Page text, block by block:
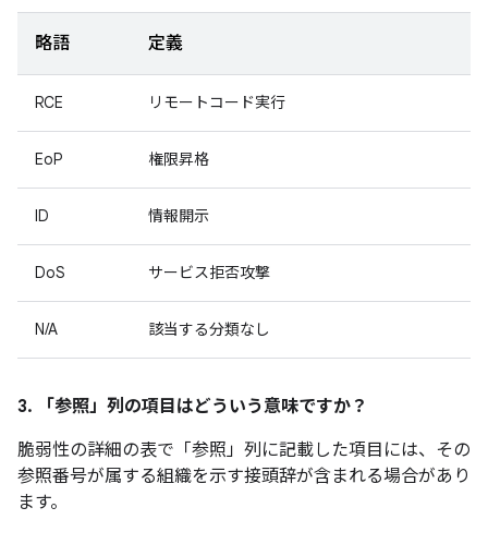
略語 定義
RCE リモートコード実行
EoP 権限昇格
ID 情報開示
DoS サービス拒否攻撃
N/A 該当する分類なし
3. 「参照」 列の項目はどういう意味ですか？
脆弱性の詳細の表で「参照」列に記載した項目には、その
参照番号が属する組織を示す接頭辞が含まれる場合があり
ます。